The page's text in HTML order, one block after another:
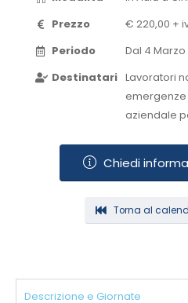
Prezzo
€ 220,00 +
Periodo
Dal 4
Destinatari Lavoratori
aziendale
Chiedi
Torna al
Descrizione e Giornate